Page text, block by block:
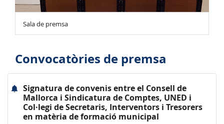
Sala de premsa
Convocatòries de premsa
Signatura de convenis entre el Consell de
Mallorca i Sindicatura de Comptes, UNED i
Col·legi de Secretaris, Interventors i Tresorers
en matèria de formació municipal